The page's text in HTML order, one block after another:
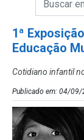
1ª
Educação
Cotidiano infantil
Publicado em: 04/